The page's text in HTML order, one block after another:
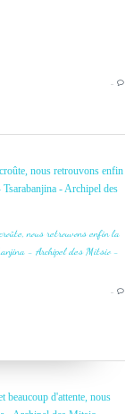
…
nous retrouvons enfin
- Archipel des
…
beaucoup d'attente, nous